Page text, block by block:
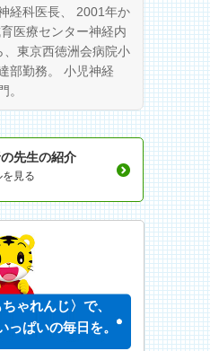
経科医長、 2001年か
医療センター神経内
東京西徳洲会病院小
部勤務。 小児神経
。
先生の紹介
見る
ゃれんじ〉で、
っぱいの毎日を。